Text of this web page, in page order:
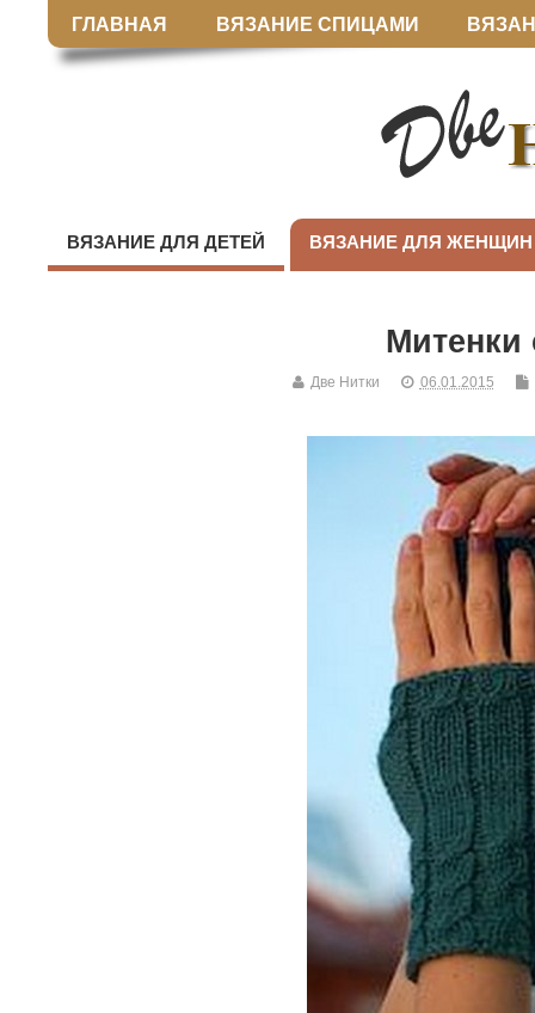
ГЛАВНАЯ ВЯЗАНИЕ СПИЦАМИ
ВЯЗАНИЕ ДЛЯ ДЕТЕЙ ВЯЗАНИЕ ДЛЯ ЖЕНЩИН
Митенки
Две Нитки 06.01.2015